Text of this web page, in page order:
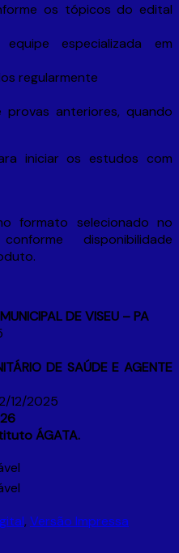
os tópicos do edital
especializada em
regularmente
provas anteriores, quando
iniciar os estudos com
formato selecionado no
disponibilidade
DE VISEU – PA
DE SAÚDE E AGENTE
12/2025
ÁGATA.
, Versão Impressa